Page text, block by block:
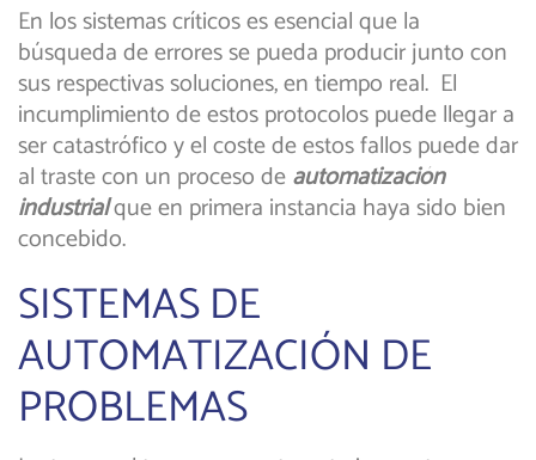
En los sistemas críticos es esencial que la
búsqueda de errores se pueda producir junto con
sus respectivas soluciones, en tiempo real. El
incumplimiento de estos protocolos puede llegar a
ser catastrófico y el coste de estos fallos puede dar
al traste con un proceso deautomatización
industrialque en primera instancia haya sido bien
concebido.
SISTEMAS DE
AUTOMATIZACIÓN DE
PROBLEMAS